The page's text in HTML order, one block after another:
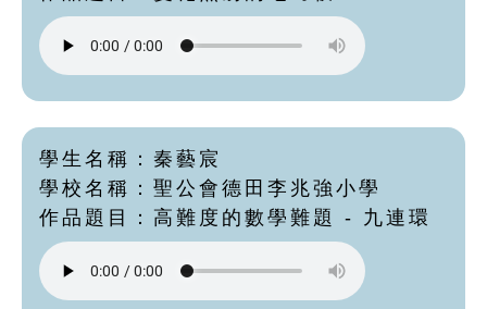
學生名稱：秦藝宸
學校名稱：聖公會德田李兆強小學
作品題目：高難度的數學難題 - 九連環